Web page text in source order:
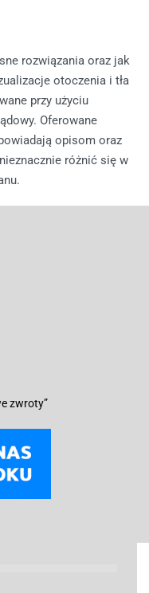
rozwiązania oraz jak
otoczenia i tła
przy użyciu
Oferowane
opisom oraz
różnić się w
zwroty”